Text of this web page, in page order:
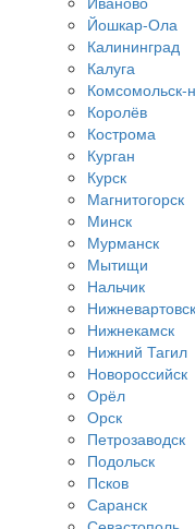
Йошкар-Ола
Калининград
Калуга
Комсомольск-
Королёв
Кострома
Курган
Курск
Магнитогорск
Минск
Мурманск
Мытищи
Нальчик
Нижневартовск
Нижнекамск
Нижний Тагил
Новороссийск
Орёл
Орск
Петрозаводск
Подольск
Псков
Саранск